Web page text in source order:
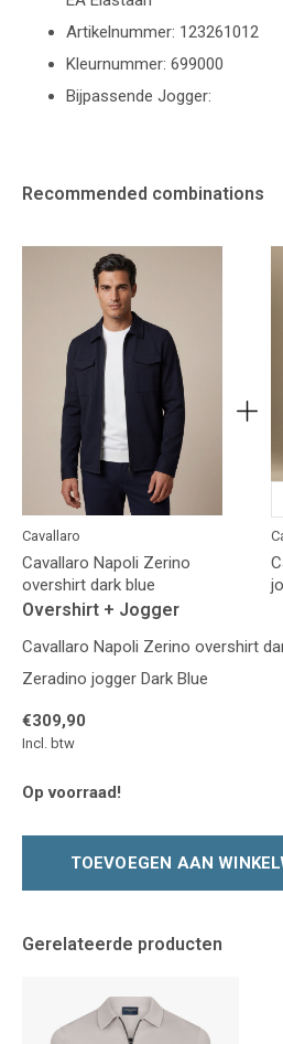
Artikelnummer: 123261012
Kleurnummer: 699000
Bijpassende Jogger:
Recommended combinations
Cavallaro
Cavallaro Napoli Zerino
overshirt dark blue
Overshirt + Jogger
Cavallaro Napoli Zerino overshirt
Zeradino jogger Dark Blue
€309,90
Incl. btw
Op voorraad!
TOEVOEGEN AAN
Gerelateerde producten